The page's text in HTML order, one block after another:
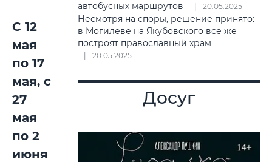
С 12
мая
по 17
мая, с
27
мая
по 2
июня
автобусных маршрутов
20.05.2025
Несмотря на споры, решение принято:
в Могилеве на Якубовского все же
построят православный храм
20.05.2025
Досуг